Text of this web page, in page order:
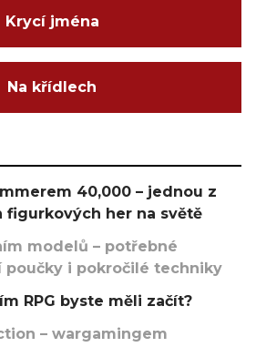
Krycí jména
Na křídlech
40,000 – jednou z
figurkových her na světě
modelů – potřebné
poučky i pokročilé techniky
RPG byste měli začít?
– wargamingem